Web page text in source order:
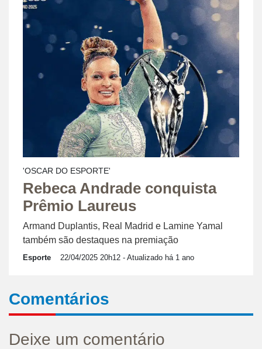
'OSCAR DO ESPORTE'
Rebeca Andrade conquista
Prêmio Laureus
Armand Duplantis, Real Madrid e Lamine Yamal
também são destaques na premiação
Esporte 22/04/2025 20h12 - Atualizado há 1 ano
Comentários
Deixe um comentário